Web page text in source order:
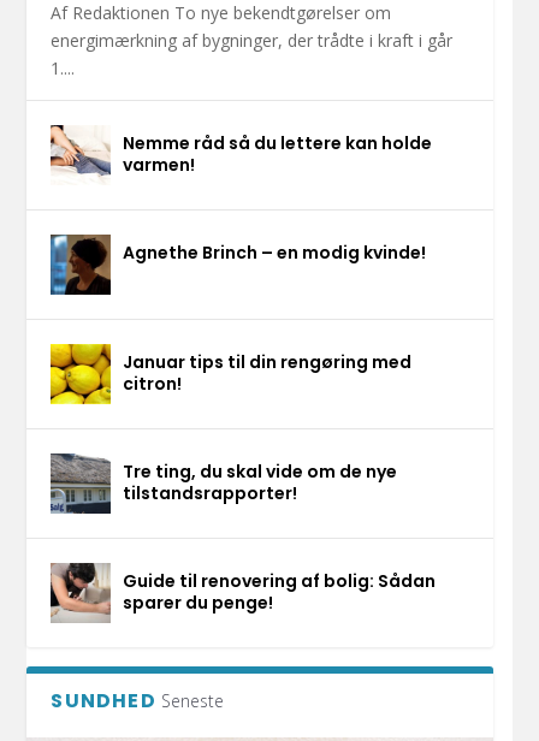
Af Redaktionen To nye bekendtgørelser om
energimærkning af bygninger, der trådte i kraft i går
1....
Nemme råd så du lettere kan holde
varmen!
Agnethe Brinch – en modig kvinde!
Januar tips til din rengøring med
citron!
Tre ting, du skal vide om de nye
tilstandsrapporter!
Guide til renovering af bolig: Sådan
sparer du penge!
SUNDHED Seneste